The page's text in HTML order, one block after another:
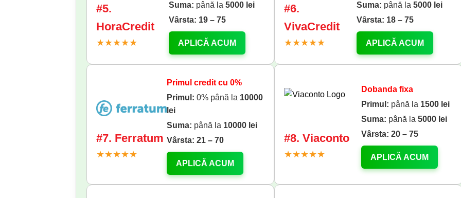
#5.
HoraCredit
★★★★★
Suma: până la 5000 lei
Vârsta: 19 – 75
APLICĂ ACUM
#6.
VivaCredit
★★★★★
Suma: până la 5000 lei
Vârsta: 18 – 75
APLICĂ ACUM
#7. Ferratum
★★★★★
Primul credit cu 0%
Primul: 0% până la 10000
lei
Suma: până la 10000 lei
Vârsta: 21 – 70
APLICĂ ACUM
#8. Viaconto
★★★★★
Dobanda fixa
Primul: până la 1500 lei
Suma: până la5000 lei
Vârsta: 20 – 75
APLICĂ ACUM